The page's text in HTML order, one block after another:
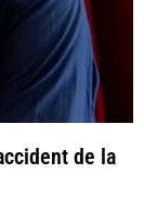
de la